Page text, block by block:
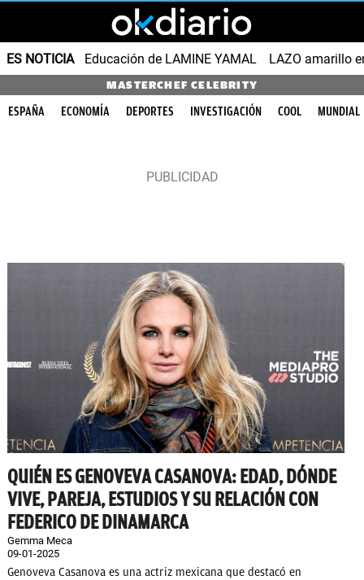
ES NOTICIA Educación de LAMINE YAMAL LAZO amarillo
MASTERCHEF CELEBRITY
ESPAÑA ECONOMÍA DEPORTES INVESTIGACIÓN COOL MUNDIAL
QUIÉN ES GENOVEVA CASANOVA: EDAD, DÓNDE
VIVE, PAREJA, ESTUDIOS Y SU RELACIÓN CON
FEDERICO DE DINAMARCA
Gemma Meca
09-01-2025
Genoveva Casanova es una actriz mexicana que destacó en